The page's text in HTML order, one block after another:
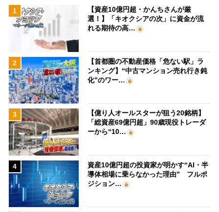
1
【資産10億円超・かんちさんが厳
選！】「キオクシアの次」に資金が流
れる期待の高…
2
【首都圏の不動産価格「危ない駅」ラ
ンキング】“中古マンション売れ行き鈍
化”のワー…
3
【億り人オールスターが狙う20銘柄】
「総資産69億円超」90歳現役トレーダ
ーから“10…
4
資産10億円超の投資家が明かす“AI・半
導体相場に乗らなかった理由” フルポ
ジション…